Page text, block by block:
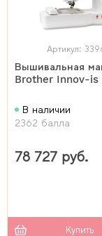
Артикул:
Вышивальная
Brother Innov-is
В наличии
2362 балла
78 727 руб.
Купить